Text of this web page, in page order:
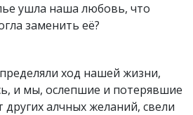
ушла наша любовь, что
заменить её?
xод нашей жизни,
и мы, ослепшие и потерявшие
других алчных желаний, свели